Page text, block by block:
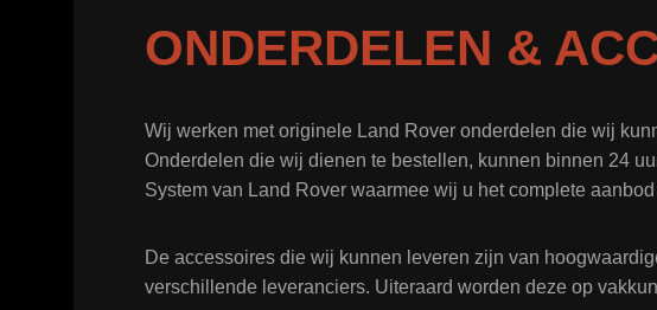
ONDERDELEN &
Wij werken met originele Land Rover onderdelen die wij
Onderdelen die wij dienen te bestellen, kunnen binnen 24
System van Land Rover waarmee wij u het complete
De accessoires die wij kunnen leveren zijn van
verschillende leveranciers. Uiteraard worden deze op